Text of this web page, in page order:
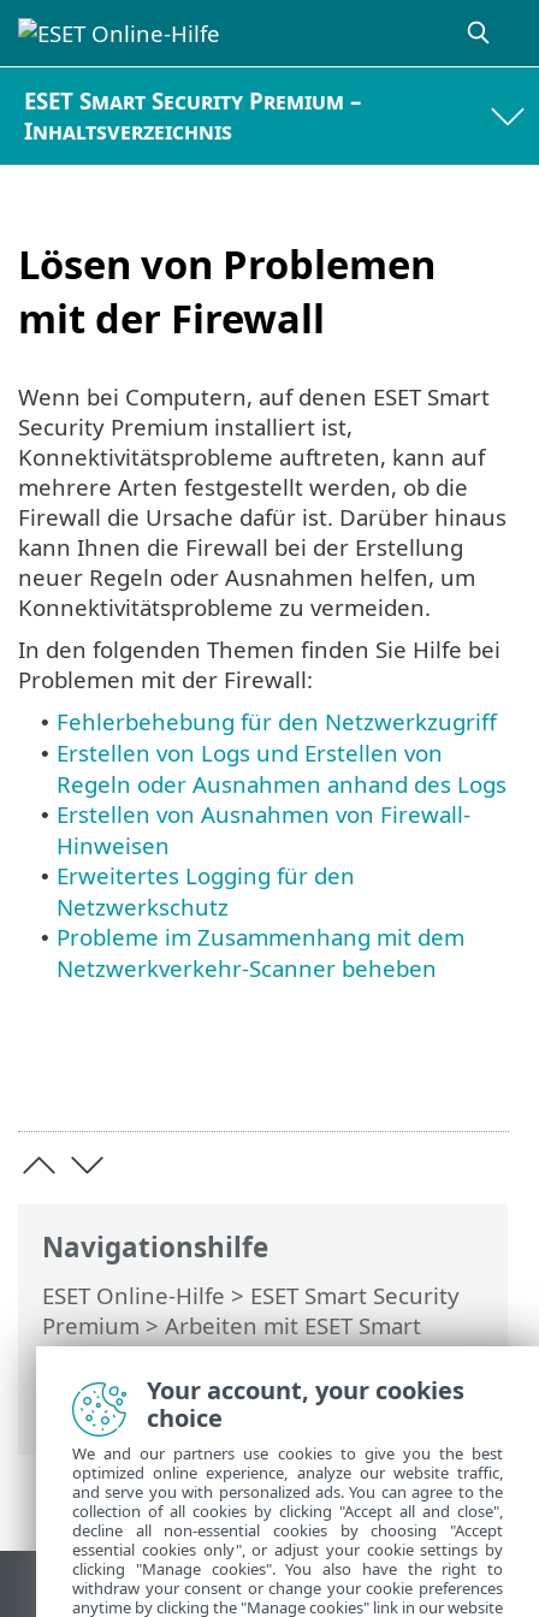
ESET Smart Security Premium –
Inhaltsverzeichnis
Lösen von Problemen
mit der Firewall
Navigationshilfe
ESET Online-Hilfe > ESET Smart Security
Premium>Arbeiten mit ESET Smart
Security Premium>Einstellungen>
Netzwerk-Schutz> Lösen von Problemen
mit der Firewall
Wenn bei Computern, auf denen ESET Smart
Security Premium installiert ist,
Konnektivitätsprobleme auftreten, kann auf
mehrere Arten festgestellt werden, ob die
Firewall die Ursache dafür ist. Darüber hinaus
kann Ihnen die Firewall bei der Erstellung
neuer Regeln oder Ausnahmen helfen, um
Konnektivitätsprobleme zu vermeiden.
In den folgenden Themen finden Sie Hilfe bei
Problemen mit der Firewall:
• Fehlerbehebung für den Netzwerkzugriff
• Erstellen von Logs und Erstellen von
Regeln oder Ausnahmen anhand des Logs
• Erstellen von Ausnahmen von Firewall-
Hinweisen
• Erweitertes Logging für den
Netzwerkschutz
• Probleme im Zusammenhang mit dem
Netzwerkverkehr-Scanner beheben
Desktop-Site anzeigen
Your account, your cookies
choice
We and our partners use cookies to give you the best
optimized online experience, analyze our website traffic,
and serve you with personalized ads. You can agree to the
collection of all cookies by clicking "Accept all and close",
decline all non-essential cookies by choosing "Accept
essential cookies only", or adjust your cookie settings by
clicking "Manage cookies". You also have the right to
withdraw your consent or change your cookie preferences
anytime by clicking the "Manage cookies" link in our website